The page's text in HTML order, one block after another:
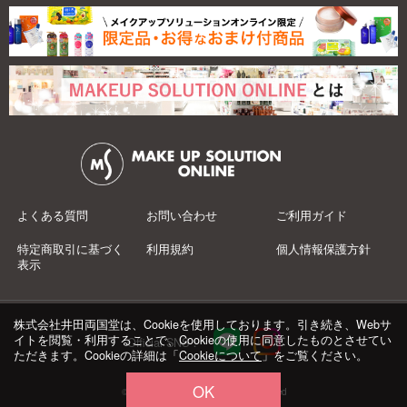
よくある質問 お問い合わせ ご利用ガイド
特定商取引に基づく
表示
利用規約 個人情報保護方針
Official SNS：
© 井田両国堂 Co.,Ltd.All Rights Reserved
株式会社井田両国堂は、Cookieを使用しております。引き続き、Webサ
イトを閲覧・利用することで、Cookieの使用に同意したものとさせてい
ただきます。Cookieの詳細は「Cookieについて」をご覧ください。
OK